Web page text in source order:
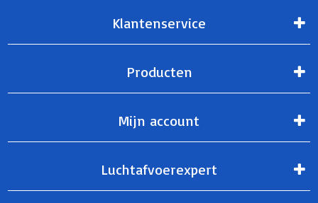
Klantenservice
Producten
Mijn account
Luchtafvoerexpert